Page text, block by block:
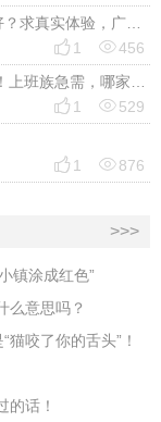
想给职场充电，郑州的成人英语培训机构哪家好？求真实体验，广告勿扰，感谢！
 1 456
2026年在线商务英语口语培训班求推荐个好的！上班族急需，哪家好？
 1 529
 1 876
>>>
镇涂成红色”
么意思吗？
猫咬了你的舌头”！
的话！